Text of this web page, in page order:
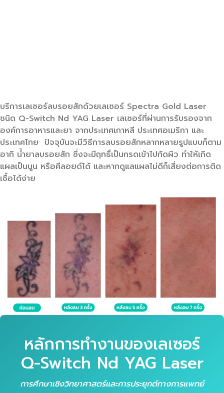
บริการเลเซอร์ลบรอยสักด้วยเลเซอร์ Spectra Gold Laser
ชนิด Q-Switch Nd YAG Laser เลเซอร์ที่ผ่านการรับรองจาก
องค์การอาหารและยา จากประเทศเกาหลี ประเทศอเมริกา และ
ประเทศไทย ปัจจุบันจะมีวิธีการลบรอยสักหลากหลายรูปแบบก็ตาม
อาทิ น้ำยาลบรอยสัก ซึ่งจะมีฤทธิ์เป็นกรดเข้าไปกัดผิว ทำให้เกิด
แผลเป็นนูน หรือคีลอยด์ได้ และหากดูแลแผลไม่ดีก็เสี่ยงต่อการติด
เชื้อได้ง่าย
หลักการทำงานของเลเซอร์
Q-Switch Nd YAG Laser
การศึกษาเชิงวิทยาศาสตร์และการประยุกต์ทางการแพทย์